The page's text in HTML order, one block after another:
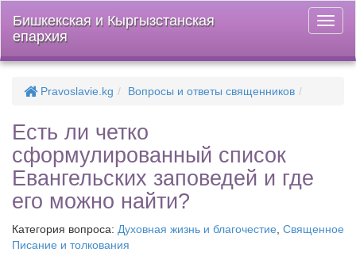
меню
Бишкекская и Кыргызстанская
епархия
Pravoslavie.kg Вопросы и ответы священников
Есть ли четко
сформулированный список
Евангельских заповедей и где
его можно найти?
Категория вопроса: Духовная жизнь и благочестие Священное
Писание и толкования